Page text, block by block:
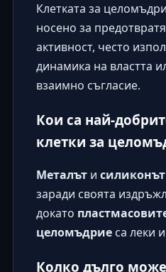
Клетката за
носено за
активност, често
динамика на властта
взаимно съгласие.
Кои са най-
клетки за
Металъти силиконът
заради своята
докато
целомъдриеса леки
Колко дълго